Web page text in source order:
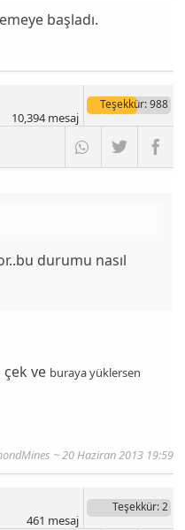
başladı.
Teşekkür: 988
10,394mesaj
durumu nasıl
ve burayayüklersen
~ 20 Haziran 2013 19:59
Teşekkür: 2
461 mesaj